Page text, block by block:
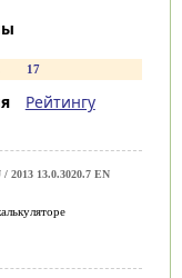
17
Рейтингу
2013 13.0.3020.7 EN